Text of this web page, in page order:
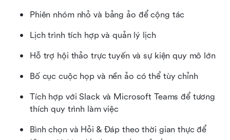
Phiên nhóm nhỏ và bảng ảo để cộng tác
Lịch trình tích hợp và quản lý lịch
Hỗ trợ hội thảo trực tuyến và sự kiện quy mô lớn
Bố cục cuộc họp và nền ảo có thể tùy chỉnh
Tích hợp với Slack và Microsoft Teams để tương
thích quy trình làm việc
Bình chọn và Hỏi & Đáp theo thời gian thực để